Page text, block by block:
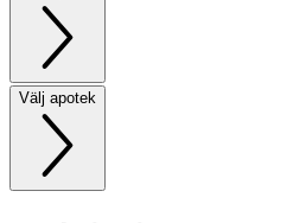
Välj apotek